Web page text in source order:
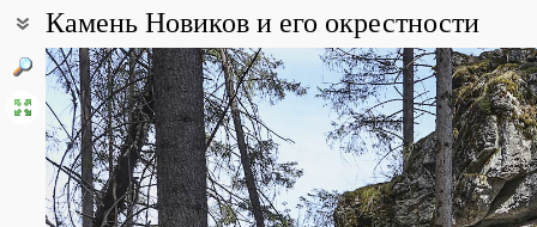
Камень Новиков и его окрестности
Координаты:
57° 46′ 49.21″ с.ш., 58° 44′ 34.27″ в.д. (смотреть на картахGoogle
Описание точки:
Устье реки Гаревая
Все фотографии(12) Фото растений и лишайников(45)